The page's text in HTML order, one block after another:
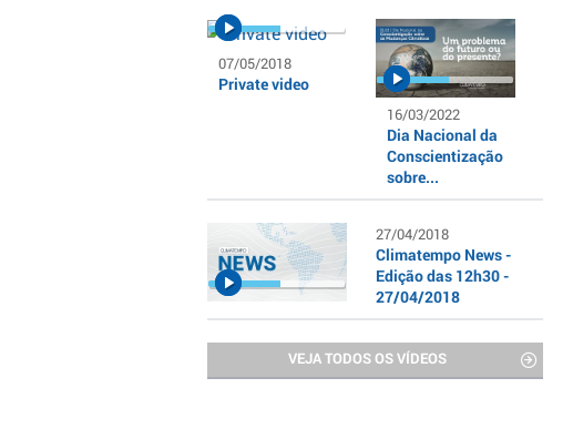
07/05/2018
Private video
16/03/2022
Dia Nacional da
Conscientização
sobre...
27/04/2018
Climatempo News -
Edição das 12h30 -
27/04/2018
VEJA TODOS OS VÍDEOS